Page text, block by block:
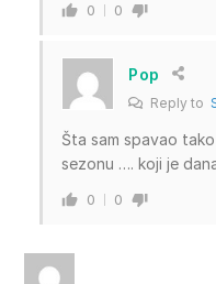
0 0
Pop
Reply to
Šta sam spavao
sezonu …. koji je
0 0